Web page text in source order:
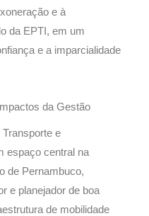
e à
da EPTI, em um
e a imparcialidade
da Gestão
e
espaço central na
de Pernambuco,
e planejador de boa
de mobilidade